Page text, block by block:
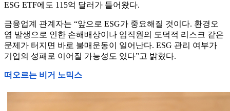
ESG ETF에도 115억 달러가 들어왔다.
금융업계 관계자는 “앞으로 ESG가 중요해질 것이다. 환경오
염 발생으로 인한 손해배상이나 임직원의 도덕적 리스크 같은
문제가 터지면 바로 불매운동이 일어난다. ESG 관리 여부가
기업의 성패로 이어질 가능성도 있다”고 밝혔다.
떠오르는 비거 노믹스